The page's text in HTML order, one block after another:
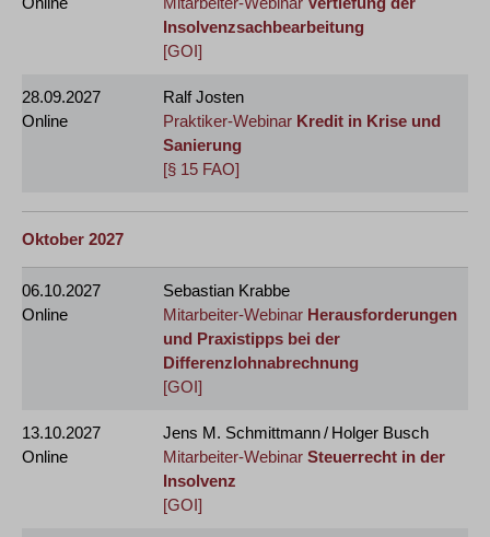
Insolvenzsachbearbeitung
[GOI]
28.09.2027
Online
Ralf Josten
Praktiker-Webinar Kredit in Krise und
Sanierung
[§ 15 FAO]
Oktober 2027
06.10.2027
Online
Sebastian Krabbe
Mitarbeiter-Webinar Herausforderungen
und Praxistipps bei der
Differenzlohnabrechnung
[GOI]
13.10.2027
Online
Jens M. Schmittmann / Holger Busch
Mitarbeiter-Webinar Steuerrecht in der
Insolvenz
[GOI]